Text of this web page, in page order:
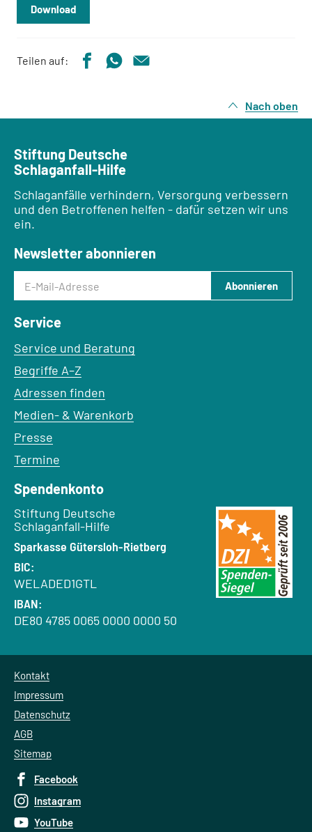
Download
Teilen auf:
Nach oben
Stiftung Deutsche
Schlaganfall-Hilfe
Schlaganfälle verhindern, Versorgung verbessern
und den Betroffenen helfen - dafür setzen wir uns
ein.
Newsletter abonnieren
E-Mail-Adresse
Abonnieren
Service
Service und Beratung
Begriffe A–Z
Adressen finden
Medien- & Warenkorb
Presse
Termine
Spendenkonto
Empfänger:
Stiftung Deutsche
Schlaganfall-Hilfe
Bank:
Sparkasse Gütersloh-Rietberg
BIC:
WELADED1GTL
IBAN:
DE80 4785 0065 0000 0000 50
Kontakt
Impressum
Datenschutz
AGB
Sitemap
Facebook
Instagram
YouTube